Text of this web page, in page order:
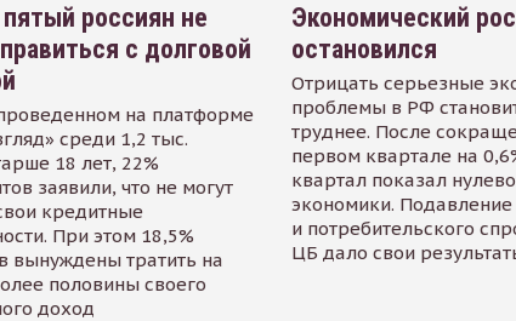
россиян не
с долговой
на платформе
среди 1,2 тыс.
18 лет, 22%
заявили, что не могут
кредитные
При этом 18,5%
вынуждены тратить на
половины своего
доход
Экономический
остановился
Отрицать серьезные
проблемы в РФ
труднее. После
первом квартале на
квартал показал
экономики.
и потребительского
ЦБ дало свои